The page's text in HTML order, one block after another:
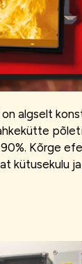
algselt
Kõrge
kütusekulu